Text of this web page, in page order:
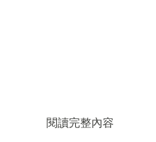
閱讀完整內容